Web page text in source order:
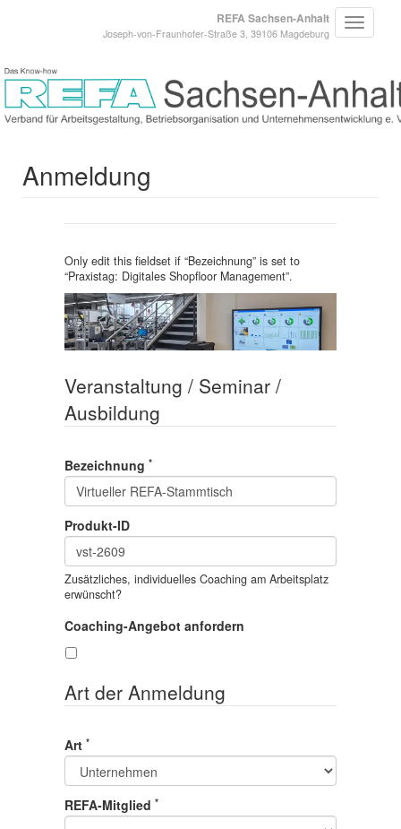
REFA Sachsen-Anhalt
Joseph-von-Fraunhofer-Straße 3, 39106 Magdeburg
Anmeldung
Only edit this fieldset if “Bezeichnung” is set to
“Praxistag: Digitales Shopfloor Management”.
Veranstaltung / Seminar /
Ausbildung
Bezeichnung *
Produkt-ID
Zusätzliches, individuelles Coaching am Arbeitsplatz
erwünscht?
Coaching-Angebot anfordern
Art der Anmeldung
Art *
REFA-Mitglied *